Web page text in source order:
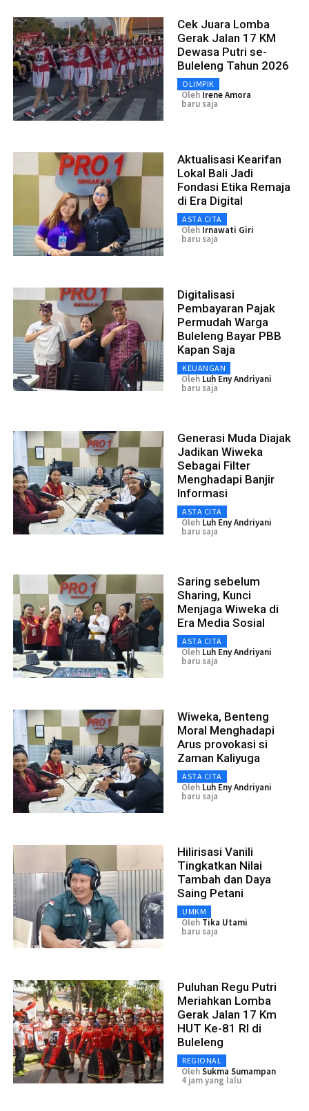
Cek Juara Lomba
Gerak Jalan 17 KM
Dewasa Putri se-
Buleleng Tahun 2026
OLIMPIK
Oleh Irene Amora
baru saja
Aktualisasi Kearifan
Lokal Bali Jadi
Fondasi Etika Remaja
di Era Digital
ASTA CITA
Oleh Irnawati Giri
baru saja
Digitalisasi
Pembayaran Pajak
Permudah Warga
Buleleng Bayar PBB
Kapan Saja
KEUANGAN
Oleh Luh Eny Andriyani
baru saja
Generasi Muda Diajak
Jadikan Wiweka
Sebagai Filter
Menghadapi Banjir
Informasi
ASTA CITA
Oleh Luh Eny Andriyani
baru saja
Saring sebelum
Sharing, Kunci
Menjaga Wiweka di
Era Media Sosial
ASTA CITA
Oleh Luh Eny Andriyani
baru saja
Wiweka, Benteng
Moral Menghadapi
Arus provokasi si
Zaman Kaliyuga
ASTA CITA
Oleh Luh Eny Andriyani
baru saja
Hilirisasi Vanili
Tingkatkan Nilai
Tambah dan Daya
Saing Petani
UMKM
Oleh Tika Utami
baru saja
Puluhan Regu Putri
Meriahkan Lomba
Gerak Jalan 17 Km
HUT Ke-81 RI di
Buleleng
REGIONAL
OlehSukma Sumampan
4 jam yang lalu